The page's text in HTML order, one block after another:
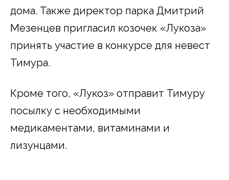
дома. Также директор парка Дмитрий
Мезенцев пригласил козочек «Лукоза»
принять участие в конкурсе для невест
Тимура.
Кроме того, «Лукоз» отправит Тимуру
посылку с необходимыми
медикаментами, витаминами и
лизунцами.